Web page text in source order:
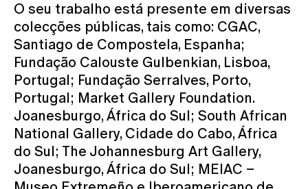
O seu trabalho está presente em diversas
colecções públicas, tais como: CGAC,
Santiago de Compostela, Espanha;
Fundação Calouste Gulbenkian, Lisboa,
Portugal; Fundação Serralves, Porto,
Portugal; Market Gallery Foundation.
Joanesburgo, África do Sul; South African
National Gallery, Cidade do Cabo, África
do Sul; The Johannesburg Art Gallery,
Joanesburgo, África do Sul; MEIAC –